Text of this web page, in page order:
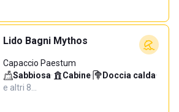
Lido Bagni Mythos
Capaccio Paestum
Sabbiosa· Cabine· Doccia calda·
e altri 8…